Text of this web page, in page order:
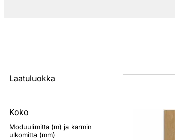
Laatuluokka
Koko
Moduulimitta (m) ja karmin
ulkomitta (mm)